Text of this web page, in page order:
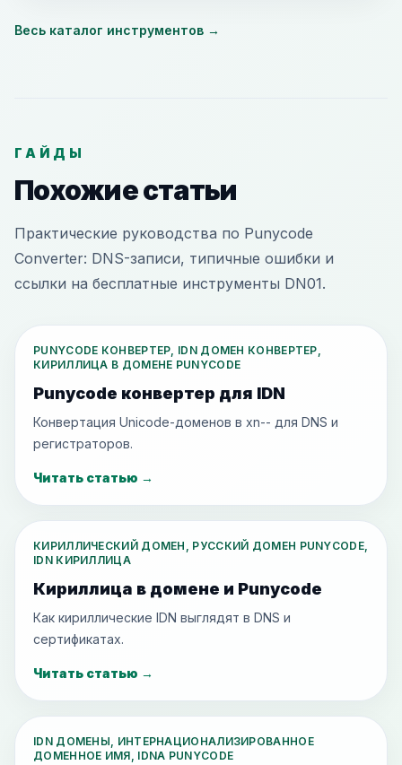
Весь каталог инструментов →
ГАЙДЫ
Похожие статьи
Практические руководства по Punycode
Converter: DNS-записи, типичные ошибки и
ссылки на бесплатные инструменты DN01.
PUNYCODE КОНВЕРТЕР, IDN ДОМЕН КОНВЕРТЕР,
КИРИЛЛИЦА В ДОМЕНЕ PUNYCODE
Punycode конвертер для IDN
Конвертация Unicode-доменов в xn-- для DNS и
регистраторов.
Читать статью →
КИРИЛЛИЧЕСКИЙ ДОМЕН, РУССКИЙ ДОМЕН PUNYCODE,
IDN КИРИЛЛИЦА
Кириллица в домене и Punycode
Как кириллические IDN выглядят в DNS и
сертификатах.
Читать статью →
IDN ДОМЕНЫ, ИНТЕРНАЦИОНАЛИЗИРОВАННОЕ
ДОМЕННОЕ ИМЯ, IDNA PUNYCODE